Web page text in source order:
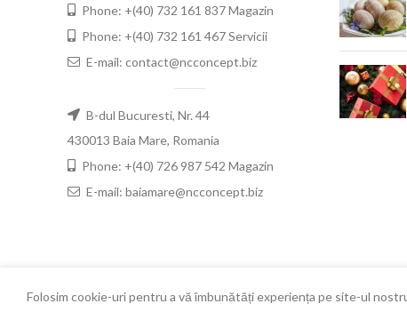
Phone: +(40) 732 161 837 Magazin
Phone: +(40) 732 161 467 Servicii
E-mail: contact@ncconcept.biz
B-dul Bucuresti, Nr. 44
430013 Baia Mare, Romania
Phone: +(40) 726 987 542 Magazin
E-mail: baiamare@ncconcept.biz
New Concept 2021
Folosim cookie-uri pentru a vă îmbunătăți experiența pe site-ul